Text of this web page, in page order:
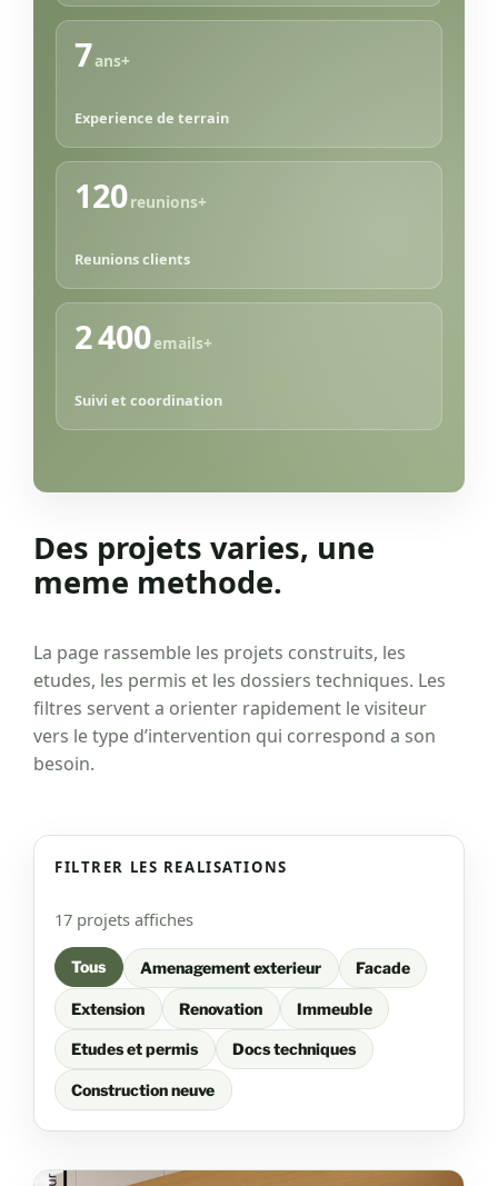
7ans+
Experience de terrain
120reunions+
Reunions clients
2 400emails+
Suivi et coordination
Des projets varies, une
meme methode.
La page rassemble les projets construits, les
etudes, les permis et les dossiers techniques. Les
filtres servent a orienter rapidement le visiteur
vers le type d’intervention qui correspond a son
besoin.
FILTRER LES REALISATIONS
17 projets affiches
Tous Amenagement exterieur Facade
Extension Renovation Immeuble
Etudes et permis Docs techniques
Construction neuve